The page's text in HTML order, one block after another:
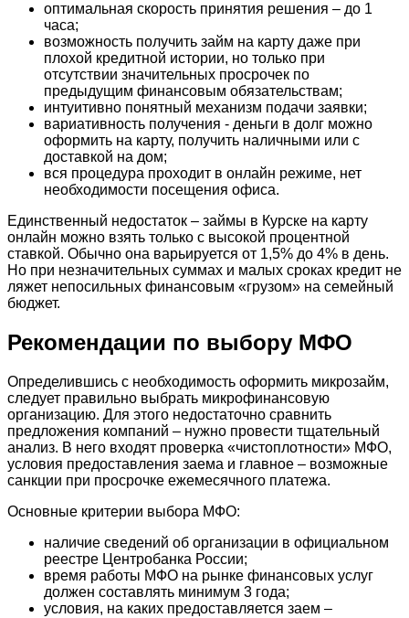
оптимальная скорость принятия решения – до 1
часа;
возможность получить займ на карту даже при
плохой кредитной истории, но только при
отсутствии значительных просрочек по
предыдущим финансовым обязательствам;
интуитивно понятный механизм подачи заявки;
вариативность получения - деньги в долг можно
оформить на карту, получить наличными или с
доставкой на дом;
вся процедура проходит в онлайн режиме, нет
необходимости посещения офиса.
Единственный недостаток – займы в Курске на карту
онлайн можно взять только с высокой процентной
ставкой. Обычно она варьируется от 1,5% до 4% в день.
Но при незначительных суммах и малых сроках кредит не
ляжет непосильных финансовым «грузом» на семейный
бюджет.
Рекомендации по выбору МФО
Определившись с необходимость оформить микрозайм,
следует правильно выбрать микрофинансовую
организацию. Для этого недостаточно сравнить
предложения компаний – нужно провести тщательный
анализ. В него входят проверка «чистоплотности» МФО,
условия предоставления заема и главное – возможные
санкции при просрочке ежемесячного платежа.
Основные критерии выбора МФО:
наличие сведений об организации в официальном
реестре Центробанка России;
время работы МФО на рынке финансовых услуг
должен составлять минимум 3 года;
условия, на каких предоставляется заем –